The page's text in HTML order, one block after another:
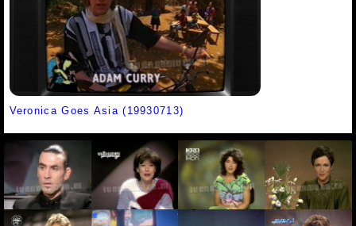
Veronica Goes Asia (19930713)